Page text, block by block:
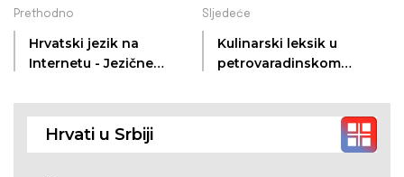
Prethodno
Hrvatski jezik na
Internetu - Jezične
hrvatski
Sljedeće
Kulinarski leksik u
petrovaradinskom
Hrvati u Srbiji